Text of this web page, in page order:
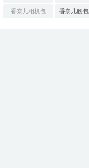
(11)
香奈儿相机包 香奈儿腰包